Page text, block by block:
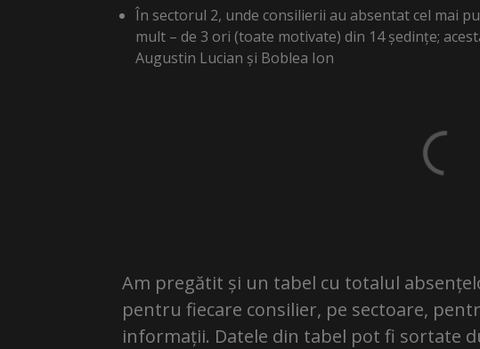
În sectorul 2, unde consilierii au absentat cel mai
mult – de 3 ori (toate motivate) din 14 ședințe;
Augustin Lucian și Boblea Ion
Am pregătit și un tabel cu totalul
pentru fiecare consilier, pe sectoare,
informații. Datele din tabel pot fi sortate